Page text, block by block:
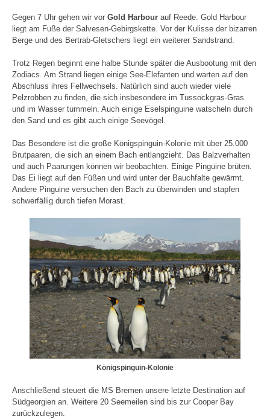
Gegen 7 Uhr gehen wir vor Gold Harbour auf Reede. Gold Harbour
liegt am Fuße der Salvesen-Gebirgskette. Vor der Kulisse der bizarren
Berge und des Bertrab-Gletschers liegt ein weiterer Sandstrand.
Trotz Regen beginnt eine halbe Stunde später die Ausbootung mit den
Zodiacs. Am Strand liegen einige See-Elefanten und warten auf den
Abschluss ihres Fellwechsels. Natürlich sind auch wieder viele
Pelzrobben zu finden, die sich insbesondere im Tussockgras-Gras
und im Wasser tummeln. Auch einige Eselspinguine watscheln durch
den Sand und es gibt auch einige Seevögel.
Das Besondere ist die große Königspinguin-Kolonie mit über 25.000
Brutpaaren, die sich an einem Bach entlangzieht. Das Balzverhalten
und auch Paarungen können wir beobachten. Einige Pinguine brüten.
Das Ei liegt auf den Füßen und wird unter der Bauchfalte gewärmt.
Andere Pinguine versuchen den Bach zu überwinden und stapfen
schwerfällig durch tiefen Morast.
Königspinguin-Kolonie
Anschließend steuert die MS Bremen unsere letzte Destination auf
Südgeorgien an. Weitere 20 Seemeilen sind bis zur Cooper Bay
zurückzulegen.